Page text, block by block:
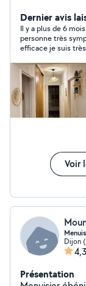
REELE ET NON
COMME BEAUCOUP
Dernier avis
Il y a plus de 6 mois
personne très
efficace je suis
Voir
Dijon
Présentation